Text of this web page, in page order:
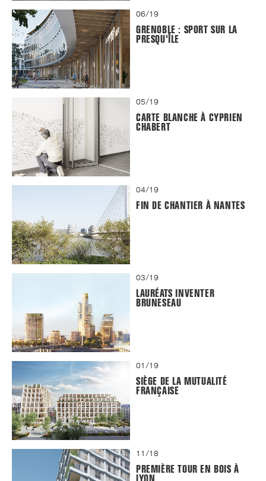
06/19
GRENOBLE : SPORT SUR LA
PRESQU'ÎLE
05/19
CARTE BLANCHE À CYPRIEN
CHABERT
04/19
FIN DE CHANTIER À NANTES
03/19
LAURÉATS INVENTER
BRUNESEAU
01/19
SIÈGE DE LA MUTUALITÉ
FRANÇAISE
11/18
PREMIÈRE TOUR EN BOIS À